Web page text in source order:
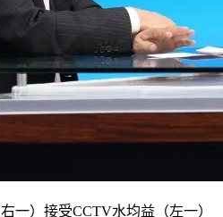
一）接受CCTV水均益（左一）